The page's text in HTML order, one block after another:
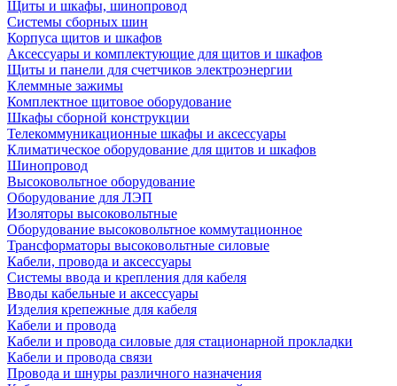
Щиты и шкафы, шинопровод
Системы сборных шин
Корпуса щитов и шкафов
Аксессуары и комплектующие для щитов и шкафов
Щиты и панели для счетчиков электроэнергии
Клеммные зажимы
Комплектное щитовое оборудование
Шкафы сборной конструкции
Телекоммуникационные шкафы и аксессуары
Климатическое оборудование для щитов и шкафов
Шинопровод
Высоковольтное оборудование
Оборудование для ЛЭП
Изоляторы высоковольтные
Оборудование высоковольтное коммутационное
Трансформаторы высоковольтные силовые
Кабели, провода и аксессуары
Системы ввода и крепления для кабеля
Вводы кабельные и аксессуары
Изделия крепежные для кабеля
Кабели и провода
Кабели и провода силовые для стационарной прокладки
Кабели и провода связи
Провода и шнуры различного назначения